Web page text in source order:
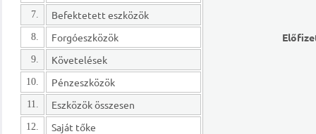
7. Befektetett eszközök
8. Forgóeszközök
9. Követelések
10. Pénzeszközök
11. Eszközök összesen
12. Saját tőke